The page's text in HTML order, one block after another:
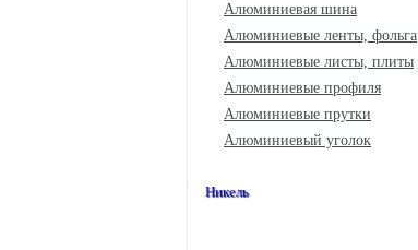
Алюминиевая шина
Алюминиевые ленты, фольга
Алюминиевые листы, плиты
Алюминиевые профиля
Алюминиевые прутки
Алюминиевый уголок
Никель